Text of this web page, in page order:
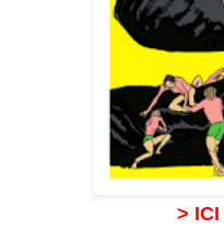
> ICI